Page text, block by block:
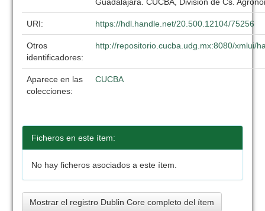
URI: https://hdl.handle.net/20.500.12104/75256
Otros
identificadores:
http://repositorio.cucba.udg.mx:8080/xmlui/
Aparece en las
colecciones:
CUCBA
Ficheros en este ítem:
No hay ficheros asociados a este ítem.
Mostrar el registro Dublin Core completo del ítem